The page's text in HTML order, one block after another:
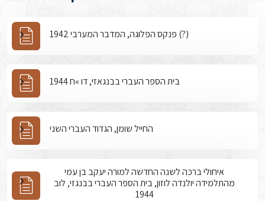
פנקס הפלוגה, המדבר המערבי 1942 (?)
בית הספר העברי בבנגאזי, דו »ח 1944
החייל שומן, הגדוד העברי השני
איחולי ברכה לשנה החדשה למורה יעקב בן עמי
מהתלמידה יולנדה לוזון, בית הספר העברי בבנגזי, לוב
1944